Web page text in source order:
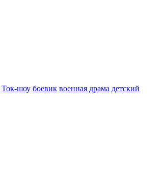
Ток-шоу боевик военная драма детский